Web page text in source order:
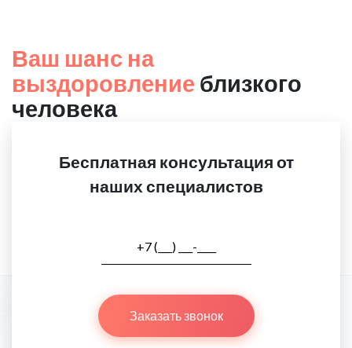
Ваш шанс на
выздоровление близкого
человека
Бесплатная консультация от
наших специалистов
Заказать звонок